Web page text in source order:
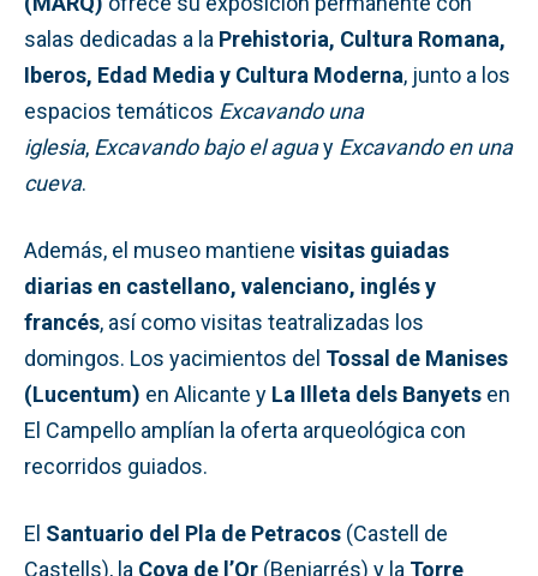
salas dedicadas a la Prehistoria, Cultura Romana,
Iberos, Edad Media y Cultura Moderna, junto a los
espacios temáticos Excavando una
iglesia, Excavando bajo el aguay Excavando en una
cueva.
Además, el museo mantiene visitas guiadas
diarias en castellano, valenciano, inglés y
francés, así como visitas teatralizadas los
domingos. Los yacimientos del Tossal de Manises
(Lucentum) en Alicante y La Illeta dels Banyets en
El Campello amplían la oferta arqueológica con
recorridos guiados.
El Santuario del Pla de Petracos (Castell de
Castells), la Cova de l’Or (Beniarrés) y la Torre